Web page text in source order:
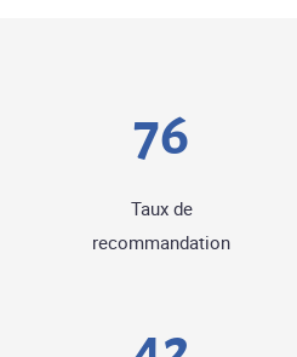
91
Taux de
recommandation